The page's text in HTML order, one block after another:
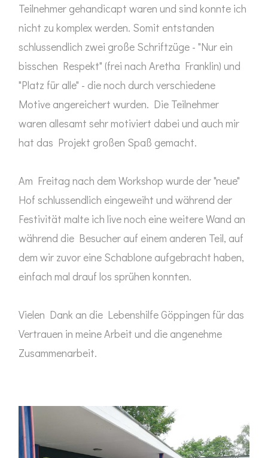
Teilnehmer gehandicapt waren und sind konnte ich
nicht zu komplex werden. Somit entstanden
schlussendlich zwei große Schriftzüge - "Nur ein
bisschen Respekt" (frei nach Aretha Franklin) und
"Platz für alle" - die noch durch verschiedene
Motive angereichert wurden. Die Teilnehmer
waren allesamt sehr motiviert dabei und auch mir
hat das Projekt großen Spaß gemacht.
Am Freitag nach dem Workshop wurde der "neue"
Hof schlussendlich eingeweiht und während der
Festivität malte ich live noch eine weitere Wand an
während die Besucher auf einem anderen Teil, auf
dem wir zuvor eine Schablone aufgebracht haben,
einfach mal drauf los sprühen konnten.
Vielen Dank an die Lebenshilfe Göppingen für das
Vertrauen in meine Arbeit und die angenehme
Zusammenarbeit.